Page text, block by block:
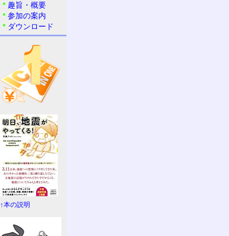
趣旨・概要
参加の案内
ダウンロード
↑本の説明